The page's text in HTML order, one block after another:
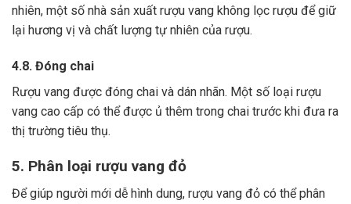
nhiên, một số nhà sản xuất rượu vang không lọc rượu để giữ
lại hương vị và chất lượng tự nhiên của rượu.
4.8. Đóng chai
Rượu vang được đóng chai và dán nhãn. Một số loại rượu
vang cao cấp có thể được ủ thêm trong chai trước khi đưa ra
thị trường tiêu thụ.
5. Phân loại rượu vang đỏ
Để giúp người mới dễ hình dung, rượu vang đỏ có thể phân